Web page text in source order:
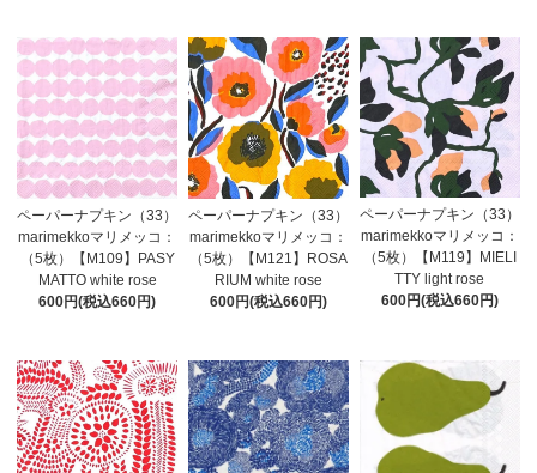
ペーパーナプキン（33）
marimekkoマリメッコ：
（5枚）【M109】PASY
MATTO white rose
600円(税込660円)
ペーパーナプキン（33）
marimekkoマリメッコ：
（5枚）【M121】ROSA
RIUM white rose
600円(税込660円)
ペーパーナプキン（33）
marimekkoマリメッコ：
（5枚）【M119】MIELI
TTY light rose
600円(税込660円)